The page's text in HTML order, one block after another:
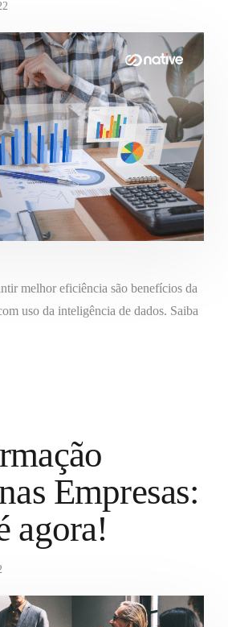
melhor eficiência são benefícios da
uso da inteligência de dados. Saiba
Empresas:
agora!